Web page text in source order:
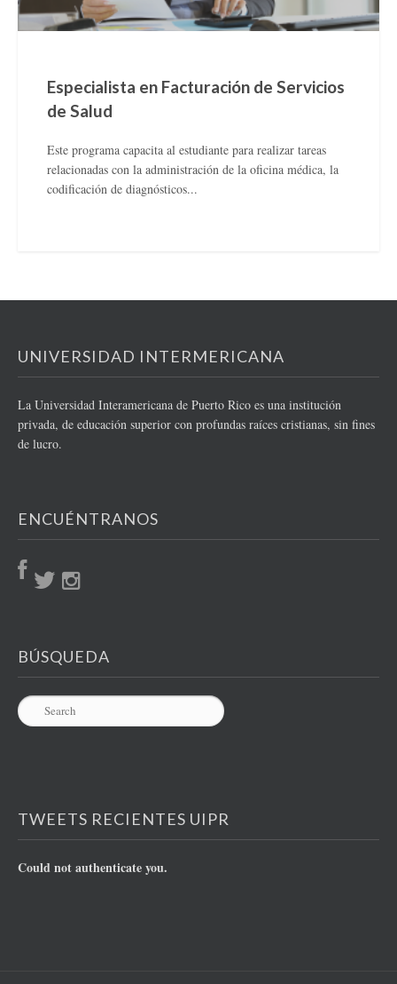
Especialista en Facturación de Servicios
de Salud
Este programa capacita al estudiante para realizar tareas
relacionadas con la administración de la oficina médica, la
codificación de diagnósticos...
UNIVERSIDAD INTERMERICANA
La Universidad Interamericana de Puerto Rico es una institución
privada, de educación superior con profundas raíces cristianas, sin fines
de lucro.
ENCUÉNTRANOS
BÚSQUEDA
TWEETS RECIENTES UIPR
Could not authenticate you.